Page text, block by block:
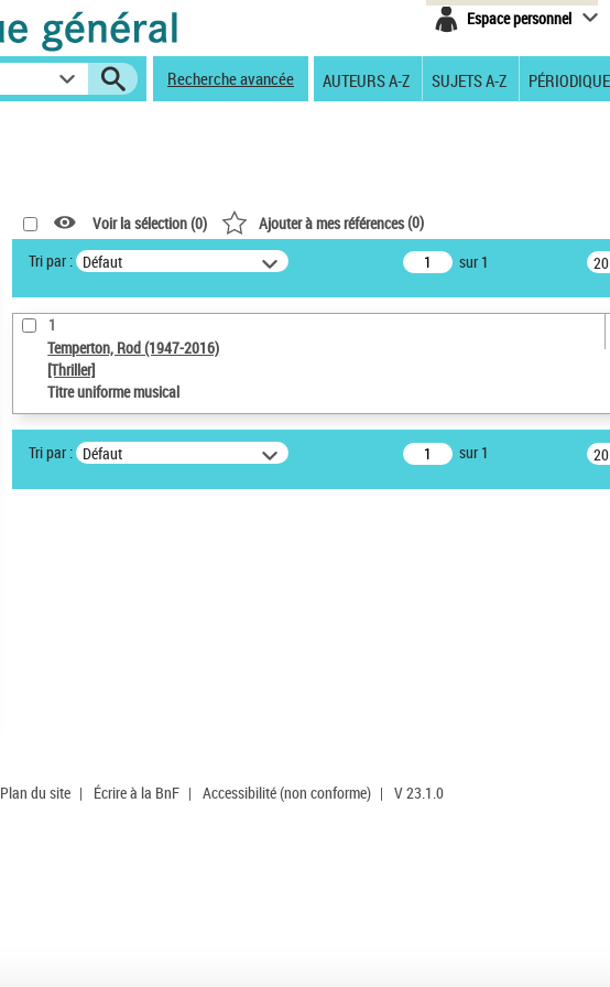
Espace personnel
Recherche avancée AUTEURS A-Z SUJETS A-Z
Voir la sélection (0) Ajouter à mes références(0)
Tri par : Défaut sur 1
1
Temperton, Rod (1947-2016)
[Thriller]
Titre uniforme musical
Tri par : Défaut sur 1
Plan du site | Écrire à la BnF | Accessibilité (non conforme) | V 23.1.0